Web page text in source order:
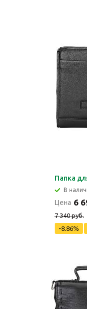
Папка
В
Цена 6
7 340 руб.
-8.86%